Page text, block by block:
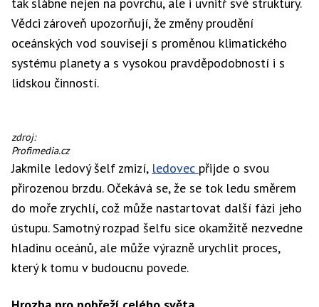
Vědci zároveň upozorňují, že změny proudění
oceánských vod souvisejí s proměnou klimatického
systému planety a s vysokou pravděpodobností i s
lidskou činností.
Ledovec
Thwaites,
známý
jako
Ledovec
soudného
zdroj:
Profimedia.cz
Jakmile ledový šelf zmizí, ledovec přijde o svou
přirozenou brzdu. Očekává se, že se tok ledu směrem
do moře zrychlí, což může nastartovat další fázi jeho
ústupu. Samotný rozpad šelfu sice okamžitě nezvedne
hladinu oceánů, ale může výrazně urychlit proces,
který k tomu v budoucnu povede.